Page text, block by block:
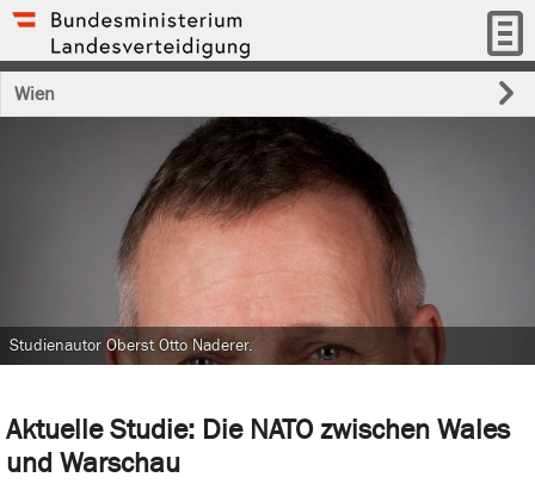
Wien
Aktuelle Studie: Die NATO zwischen Wales
und Warschau
Studienautor Oberst Otto Naderer.